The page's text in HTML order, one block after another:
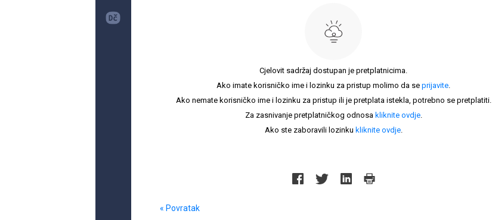
Cjelovit sadržaj dostupan je pretplatnicima.
Ako imate korisničko ime i lozinku za pristup molimo da se prijavite.
Ako nemate korisničko ime i lozinku za pristup ili je pretplata istekla, potrebno se pretplatiti.
Za zasnivanje pretplatničkog odnosa kliknite ovdje.
Ako ste zaboravili lozinku kliknite ovdje.
« Povratak